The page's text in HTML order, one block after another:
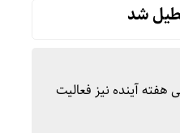
شد
هفته آینده نیز فعالیت